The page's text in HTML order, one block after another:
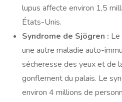
lupus affecte environ 1,5
États-Unis.
Syndrome de Sjögren :
une autre maladie auto-
sécheresse des yeux et de
gonflement du palais. Le
environ 4 millions de